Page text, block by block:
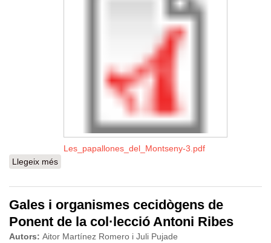
Les_papallones_del_Montseny-3.pdf
Llegeix més
(Hexapoda: Lepidoptera, Papilionoidea)
Gales i organismes cecidògens de
Ponent de la col·lecció Antoni Ribes
Autors: Aitor Martínez Romero i Juli Pujade